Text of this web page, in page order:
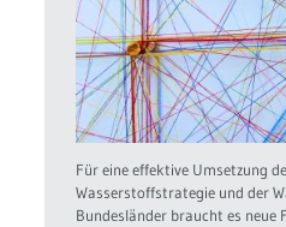
Für eine effektive Umsetzung
Wasserstoffstrategie und der
Bundesländer braucht es neue